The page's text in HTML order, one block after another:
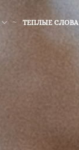
ТЕПЛЫЕ СЛОВА